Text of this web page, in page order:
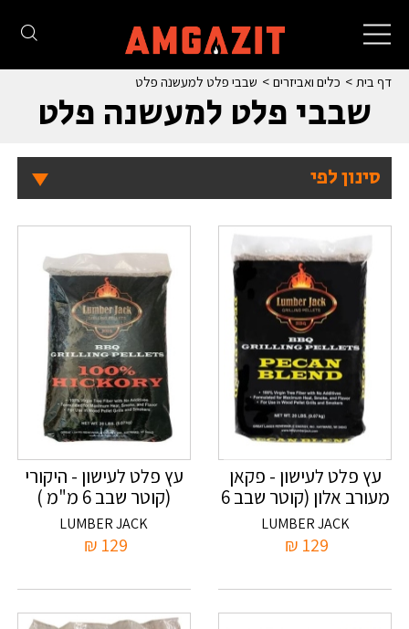
Toggle
navigation
דף בית כלים ואביזרים שבבי פלט למעשנה פלט
שבבי פלט למעשנה פלט
סינון לפי
עץ פלט לעישון - פקאן
מעורב אלון (קוטר שבב 6
מ"מ )
LUMBER JACK
129
₪
עץ פלט לעישון - היקורי
(קוטר שבב 6 מ"מ )
LUMBER JACK
129
₪